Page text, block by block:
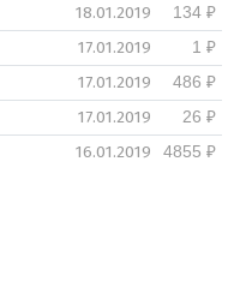
18.01.2019
134 ₽
17.01.2019
1 ₽
17.01.2019
486 ₽
17.01.2019
26 ₽
16.01.2019 4855 ₽